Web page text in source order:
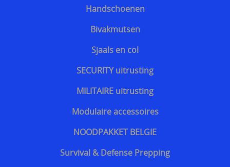
Ests - Eesti
Iers - Gaeilge
Maltees - Malti
українська мова / Oekraiënse taal
Support Shop
+++
Engarde® Leopard™ marineblauw NIJ-3A MT-PRO
kogelvrij vest
Handschoenen
Bivakmutsen
Sjaals en col
SECURITY uitrusting
MILITAIRE uitrusting
Modulaire accessoires
NOODPAKKET BELGIE
Survival & Defense Prepping